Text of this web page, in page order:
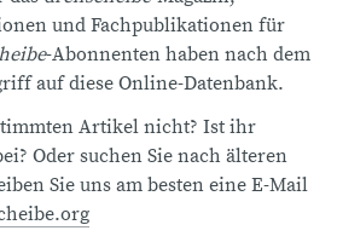
und Fachpublikationen für
-Abonnenten haben nach dem
auf diese Online-Datenbank.
Artikel nicht? Ist ihr
Oder suchen Sie nach älteren
Sie uns am besten eine E-Mail